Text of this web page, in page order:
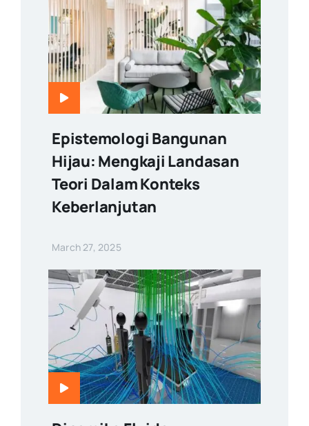
Epistemologi Bangunan
Hijau: Mengkaji Landasan
Teori Dalam Konteks
Keberlanjutan
March 27, 2025